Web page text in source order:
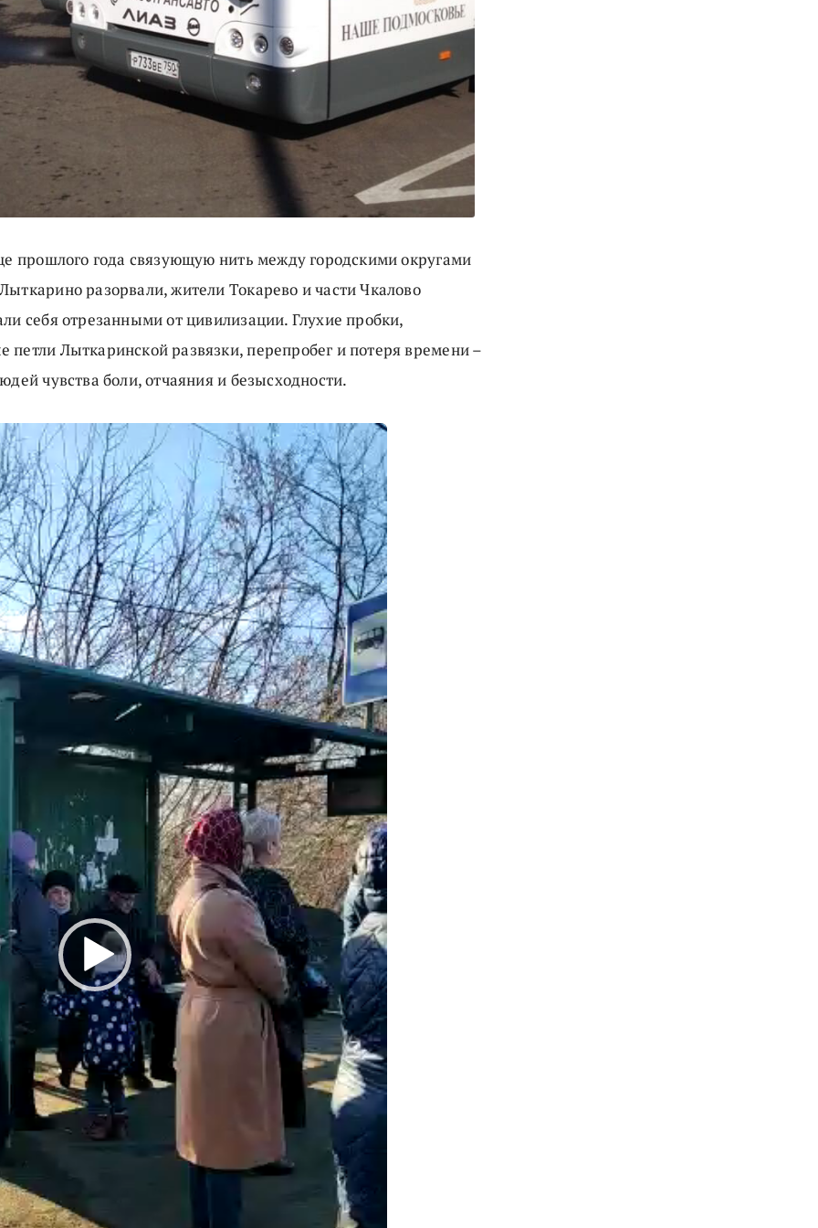
прошлого года связующую нить между городскими округами
разорвали, жители Токарево и части Чкалово
себя отрезанными от цивилизации. Глухие пробки,
Лыткаринской развязки, перепробег и потеря времени –
чувства боли, отчаяния и безысходности.